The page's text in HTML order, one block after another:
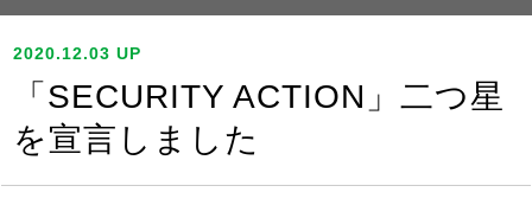
2020.12.03 UP
「SECURITY ACTION」二つ星
を宣言しました